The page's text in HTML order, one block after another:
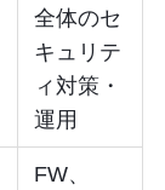
全体のセ
キュリテ
ィ対策・
運用
FW、